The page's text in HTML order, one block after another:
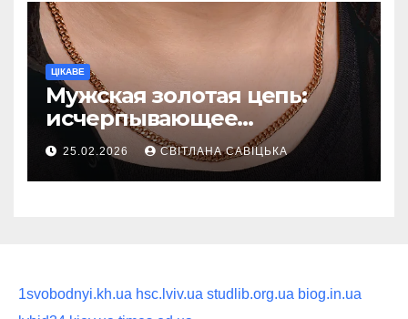
ЦІКАВЕ
Мужская золотая цепь:
исчерпывающее
руководство по выбору
статусного украшения
25.02.2026 СВІТЛАНА САВІЦЬКА
1svobodnyi.kh.ua hsc.lviv.ua studlib.org.ua biog.in.ua